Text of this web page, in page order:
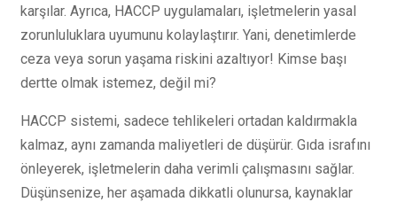
karşılar. Ayrıca, HACCP uygulamaları, işletmelerin yasal
zorunluluklara uyumunu kolaylaştırır. Yani, denetimlerde
ceza veya sorun yaşama riskini azaltıyor! Kimse başı
dertte olmak istemez, değil mi?
HACCP sistemi, sadece tehlikeleri ortadan kaldırmakla
kalmaz, aynı zamanda maliyetleri de düşürür. Gıda israfını
önleyerek, işletmelerin daha verimli çalışmasını sağlar.
Düşünsenize, her aşamada dikkatli olunursa, kaynaklar